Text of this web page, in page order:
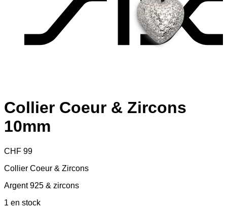
Collier Coeur & Zircons
10mm
CHF 99
Collier Coeur & Zircons
Argent 925 & zircons
1 en stock